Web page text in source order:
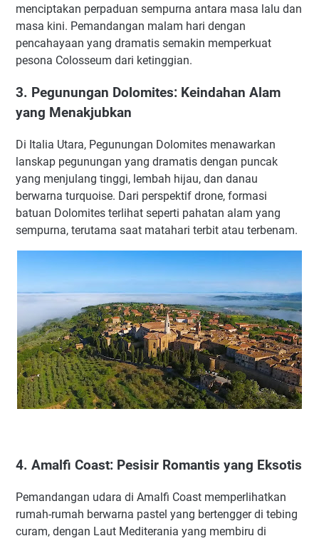
menciptakan perpaduan sempurna antara masa lalu dan
masa kini. Pemandangan malam hari dengan
pencahayaan yang dramatis semakin memperkuat
pesona Colosseum dari ketinggian.
3. Pegunungan Dolomites: Keindahan Alam
yang Menakjubkan
Di Italia Utara, Pegunungan Dolomites menawarkan
lanskap pegunungan yang dramatis dengan puncak
yang menjulang tinggi, lembah hijau, dan danau
berwarna turquoise. Dari perspektif drone, formasi
batuan Dolomites terlihat seperti pahatan alam yang
sempurna, terutama saat matahari terbit atau terbenam.
4. Amalfi Coast: Pesisir Romantis yang Eksotis
Pemandangan udara di Amalfi Coast memperlihatkan
rumah-rumah berwarna pastel yang bertengger di tebing
curam, dengan Laut Mediterania yang membiru di